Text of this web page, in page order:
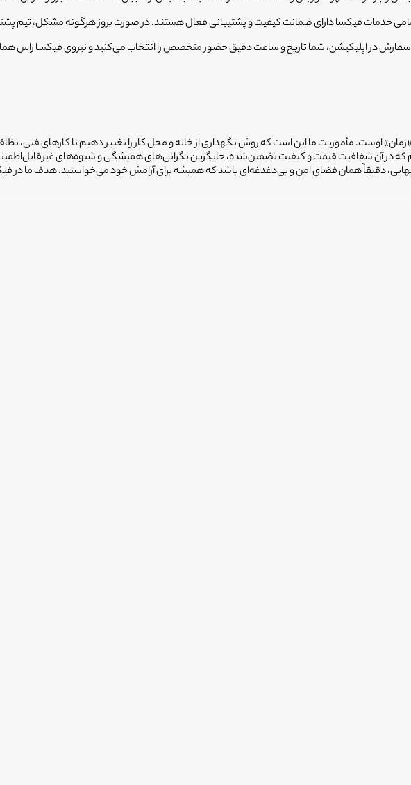
خدمات فیکسا دارای ضمانت کیفیت و پشتیبانی فعال هستند. در صورت بروز هرگونه مشکل، تیم
در اپلیکیشن، شما تاریخ و ساعت دقیق حضور متخصص را انتخاب می‌کنید و نیروی فیکسا راس
«زمان» اوست. مأموریت ما این است که روش نگهداری از خانه و محل کار را تغییر دهیم تا کارهای فنی،
که در آن شفافیت قیمت و کیفیت تضمین‌شده، جایگزین نگرانی‌های همیشگی و شیوه‌های
نهایی، دقیقاً همان فضای امن و بی‌دغدغه‌ای باشد که همیشه برای آرامش خود می‌خواستید. هدف ما در